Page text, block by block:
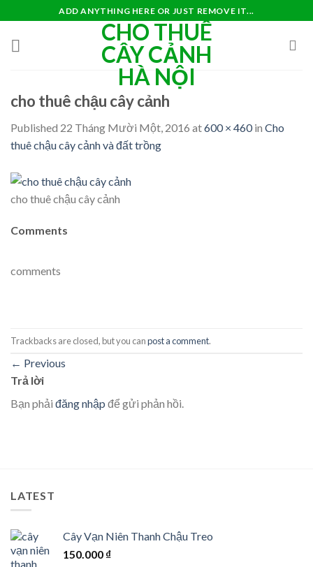
content
ADD ANYTHING HERE OR JUST REMOVE IT...
CHO THUÊ
CÂY CẢNH
HÀ NỘI
cho thuê chậu cây cảnh
Published 22 Tháng Mười Một, 2016 at600 × 460in Cho
thuê chậu cây cảnh và đất trồng
cho thuê chậu cây cảnh
Comments
comments
Trackbacks are closed, but you canpost a comment.
← Previous
Trả lời
Bạn phải đăng nhập để gửi phản hồi.
LATEST
Cây Vạn Niên Thanh Chậu Treo
150.000 ₫